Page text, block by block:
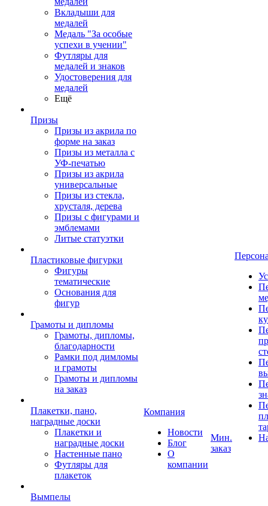
Вкладыши для
медалей
Медаль "За особые
успехи в учении"
Футляры для
медалей и знаков
Удостоверения для
медалей
Ещё
Призы
Призы из акрила по
форме на заказ
Призы из металла с
УФ-печатью
Призы из акрила
универсальные
Призы из стекла,
хрусталя, дерева
Призы с фигурами и
эмблемами
Литые статуэтки
Пластиковые фигурки
Фигуры
тематические
Основания для
фигур
Грамоты и дипломы
Грамоты, дипломы,
благодарности
Рамки под димломы
и грамоты
Грамоты и дипломы
на заказ
Плакетки, пано,
наградные доски
Плакетки и
наградные доски
Настенные пано
Футляры для
плакеток
Вымпелы
Компания
Новости
Блог
О
компании
Мин.
заказ